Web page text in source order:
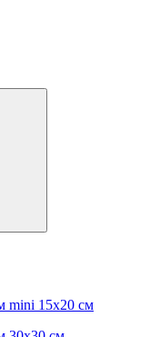
mini 15х20 см